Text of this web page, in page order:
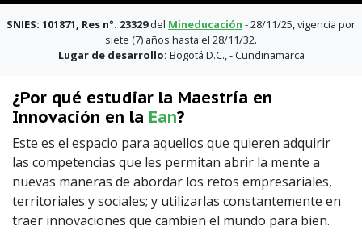
SNIES: 101871, Res n°. 23329del Mineducación - 28/11/25, vigencia por
siete (7) años hasta el 28/11/32.
Lugar de desarrollo: Bogotá D.C., - Cundinamarca
¿Por qué estudiar la Maestría en
Innovación en la Ean?
Este es el espacio para aquellos que quieren adquirir
las competencias que les permitan abrir la mente a
nuevas maneras de abordar los retos empresariales,
territoriales y sociales; y utilizarlas constantemente en
traer innovaciones que cambien el mundo para bien.